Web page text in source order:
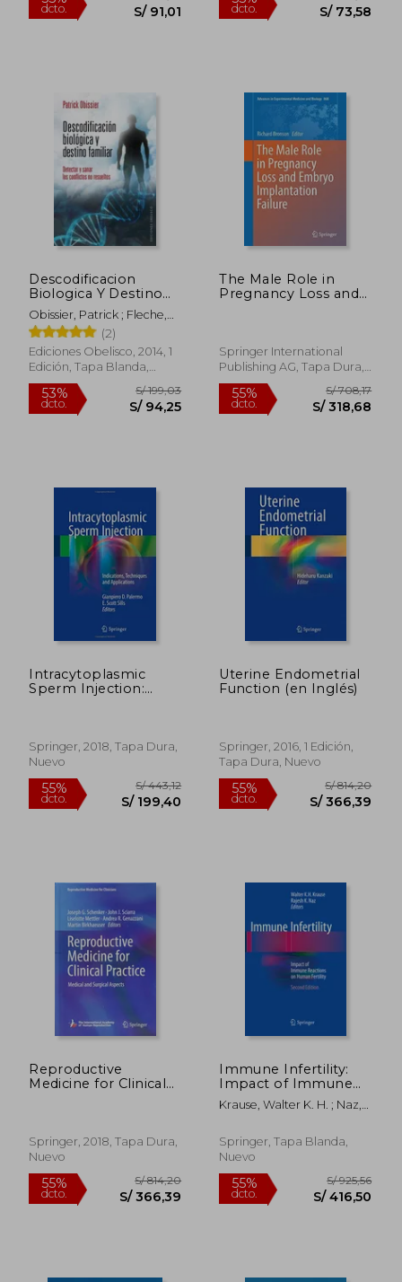
55%
dcto.
S/ 202,25
S/ 91,01
55%
Descodificacion
Biologica Y Destino
Fam
Obissier, Patrick ; Fleche,
Christian
(2)
Ediciones Obelisco, 2014, 1
Edición, Tapa Blanda,
Nuevo
S/ 199,03
The Male Role in
Pregnancy Loss and
Experimental
Medicine and Biology)
Springer International
Publishing AG, Tapa Dura,
Nuevo
S/
Intracytoplasmic
Sperm Injection:
Inglés)
Springer, 2018, Tapa Dura,
Nuevo
55% S/ 443,12
Uterine Endometrial
Function (en Inglés)
Springer, 2016, 1 Edición,
Tapa Dura, Nuevo
55%
dcto. S/
Reproductive
Medicine for Clinical
Medicine for
Clinicians) (en Inglés)
Springer, 2018, Tapa Dura,
Nuevo
Immune Infertility:
Impact of Immune
Reactions on Human
Fertility (en Inglés)
Krause, Walter K. H. ; Naz,
Springer, Tapa Blanda,
Nuevo